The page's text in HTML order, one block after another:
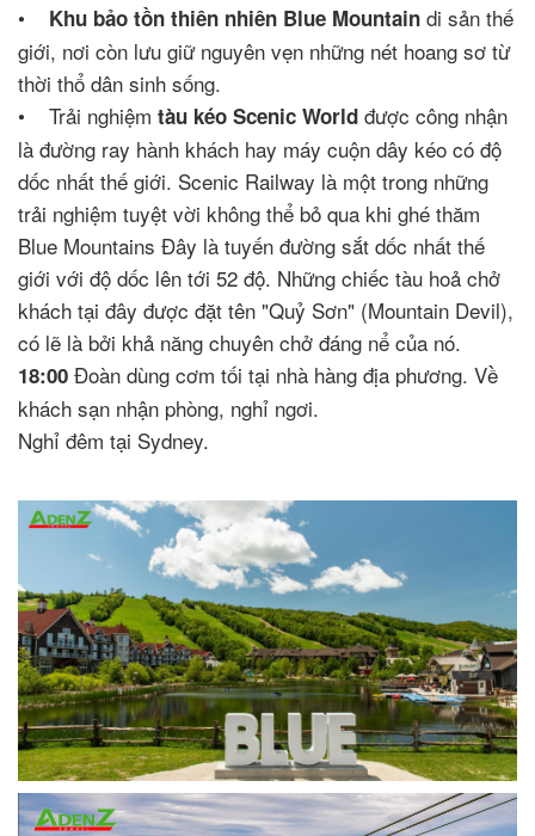
• Khu bảo tồn thiên nhiên Blue Mountain di sản thế
giới, nơi còn lưu giữ nguyên vẹn những nét hoang sơ từ
thời thổ dân sinh sống.
• Trải nghiệm tàu kéo Scenic World được công nhận
là đường ray hành khách hay máy cuộn dây kéo có độ
dốc nhất thế giới. Scenic Railway là một trong những
trải nghiệm tuyệt vời không thể bỏ qua khi ghé thăm
Blue Mountains Đây là tuyến đường sắt dốc nhất thế
giới với độ dốc lên tới 52 độ. Những chiếc tàu hoả chở
khách tại đây được đặt tên "Quỷ Sơn" (Mountain Devil),
có lẽ là bởi khả năng chuyên chở đáng nể của nó.
18:00 Đoàn dùng cơm tối tại nhà hàng địa phương. Về
khách sạn nhận phòng, nghỉ ngơi.
Nghỉ đêm tại Sydney.